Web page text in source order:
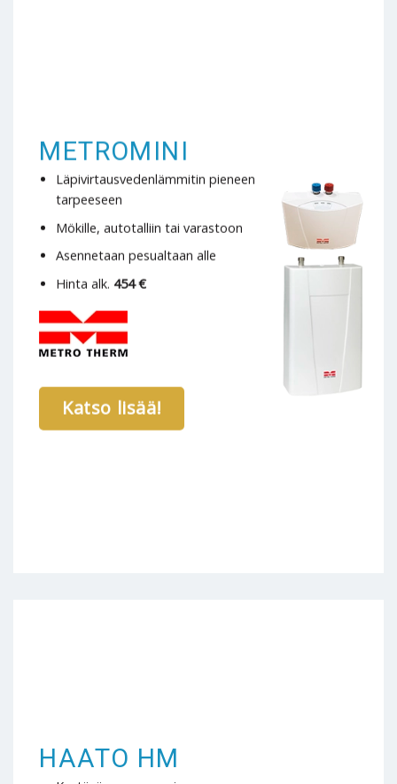
METROMINI
Läpivirtausvedenlämmitin pieneen
tarpeeseen
Mökille, autotalliin tai varastoon
Asennetaan pesualtaan alle
Hinta alk. 454 €
Katso lisää!
HAATO HM